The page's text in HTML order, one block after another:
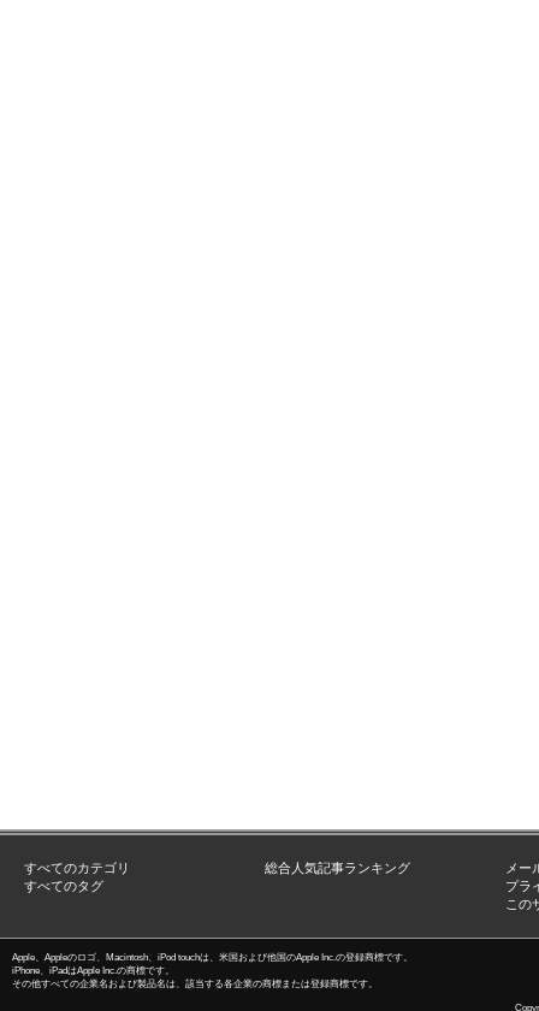
すべてのカテゴリ
すべてのタグ
総合人気記事ランキング
メー
プラ
この
Apple、Appleのロゴ、Macintosh、iPod touchは、米国および他国のApple Inc.の登録商標です。
iPhone、iPadはApple Inc.の商標です。
その他すべての企業名および製品名は、該当する各企業の商標または登録商標です。